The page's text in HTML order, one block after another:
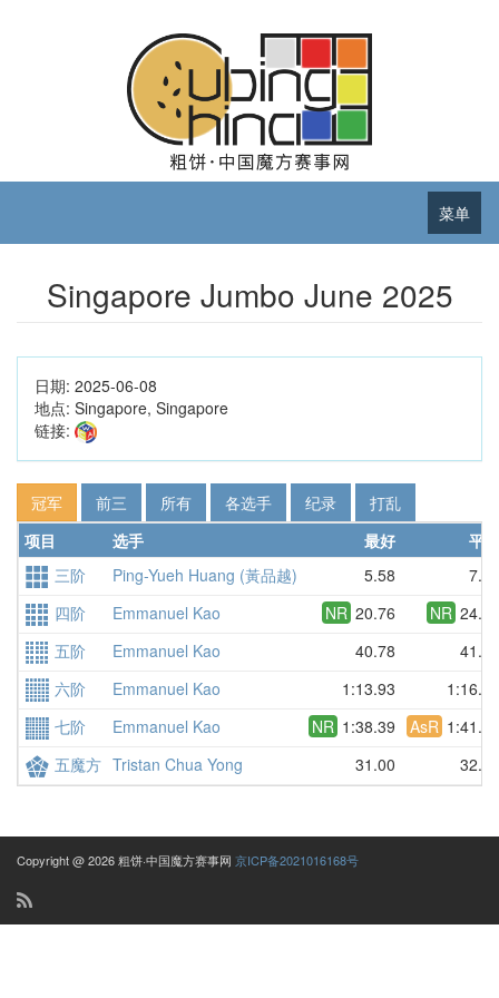
菜单
Singapore Jumbo June 2025
日期: 2025-06-08
地点: Singapore, Singapore
链接:
冠军 前三 所有 各选手 纪录
打乱
项目
选手 最好
平均
三阶
Ping-Yueh Huang (黃品越) 5.58
7.51
四阶
Emmanuel Kao NR 20.76 NR 24.36
五阶
Emmanuel Kao 40.78
41.65
六阶
Emmanuel Kao 1:13.93
1:16.08
七阶
Emmanuel Kao NR 1:38.39 AsR 1:41.24
五魔方 Tristan Chua Yong 31.00 32.01
Copyright @ 2026 粗饼·中国魔方赛事网 京ICP备2021016168号